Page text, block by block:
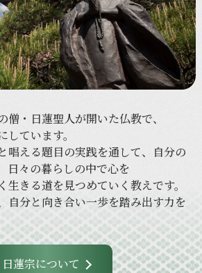
僧・日蓮聖人が開いた仏教で、
しています。
唱える題目の実践を通して、
自分の
日々の暮らしの中で心を
生きる道を見つめていく 教えです。
自分と向き合い一歩を踏み出す力を
日蓮宗について